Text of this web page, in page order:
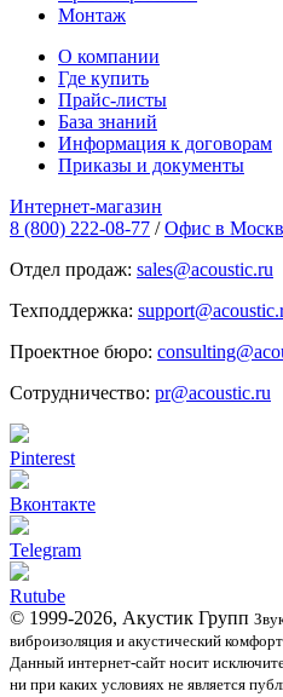
Монтаж
О компании
Где купить
Прайс-листы
База знаний
Информация к договорам
Приказы и документы
Интернет-магазин
8 (800) 222-08-77 / Офис в
Отдел продаж: sales@acoustic.ru
Техподдержка:
Проектное бюро:
Сотрудничество: pr@acoustic.ru
Pinterest
Вконтакте
Telegram
Rutube
© 1999-2026, Акустик Групп
виброизоляция и акустический
Данный интернет-сайт носит
ни при каких условиях не является